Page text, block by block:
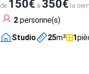
de 150€à 350€la
2personne(s)
Studio
25m² 1